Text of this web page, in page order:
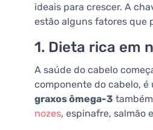
ideais para crescer. A
estão alguns fatores que
1. Dieta rica em
A saúde do cabelo
componente do cabelo,
graxos ômega-3
nozes, espinafre, salmão